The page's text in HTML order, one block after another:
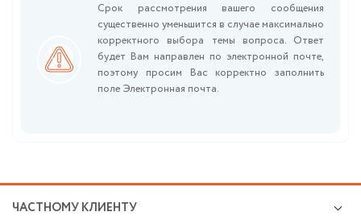
Срок рассмотрения вашего сообщения
существенно уменьшится в случае максимально
корректного выбора темы вопроса. Ответ
будет Вам направлен по электронной почте,
поэтому просим Вас корректно заполнить
поле Электронная почта.
ЧАСТНОМУ КЛИЕНТУ